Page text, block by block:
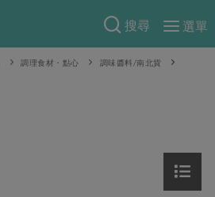
搜尋
選單
調理食材・點心 調味醬料/南北貨